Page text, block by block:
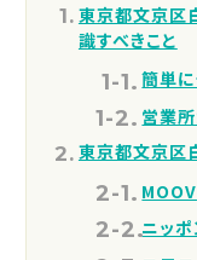
東京都文京区
識すべきこと
簡単
営業
東京都文京区
MOOV
ニッ